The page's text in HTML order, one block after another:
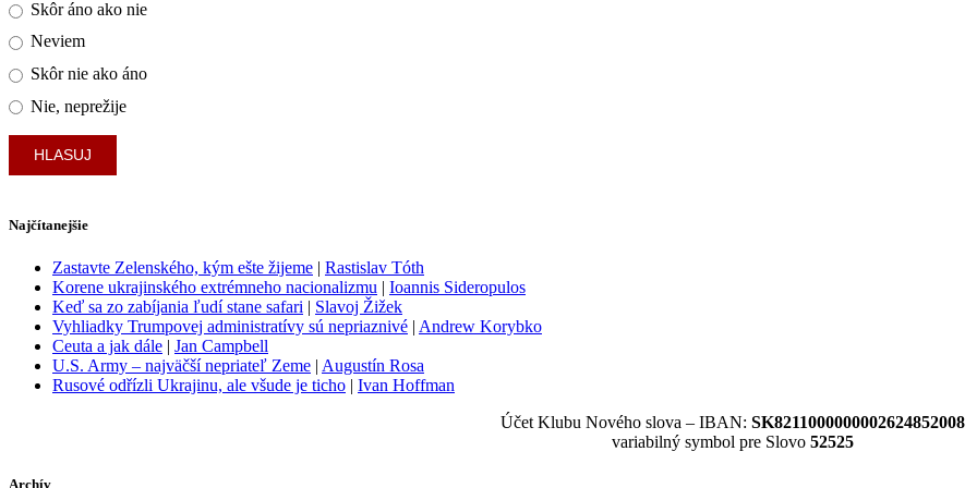
Skôr áno ako nie
Neviem
Skôr nie ako áno
Nie, neprežije
Najčítanejšie
Zastavte Zelenského, kým ešte žijeme | Rastislav Tóth
Korene ukrajinského extrémneho nacionalizmu | Ioannis Sideropulos
Keď sa zo zabíjania ľudí stane safari | Slavoj Žižek
Vyhliadky Trumpovej administratívy sú nepriaznivé | Andrew Korybko
Ceuta a jak dále | Jan Campbell
U.S. Army – najväčší nepriateľ Zeme | Augustín Rosa
Rusové odřízli Ukrajinu, ale všude je ticho | Ivan Hoffman
Účet Klubu Nového slova – IBAN: SK8211000000002624852008
variabilný symbol pre Slovo 52525
Archív